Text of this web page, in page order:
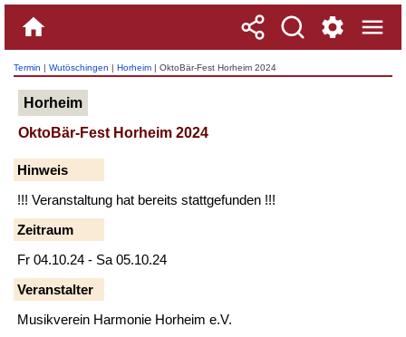
Termin | Wutöschingen | Horheim | OktoBär-Fest Horheim 2024
Horheim
OktoBär-Fest Horheim 2024
Hinweis
!!! Veranstaltung hat bereits stattgefunden !!!
Zeitraum
Fr 04.10.24 - Sa 05.10.24
Veranstalter
Musikverein Harmonie Horheim e.V.